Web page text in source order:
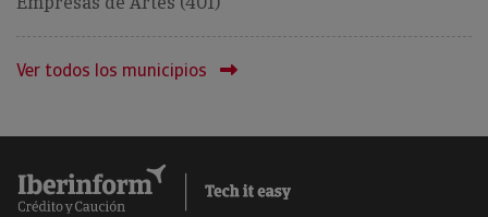
Ver todos los municipios